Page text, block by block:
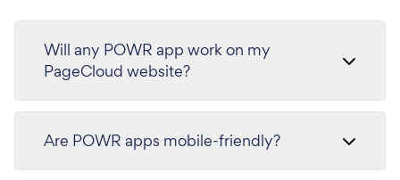
Will any POWR app work on my
PageCloud website?
Are POWR apps mobile-friendly?